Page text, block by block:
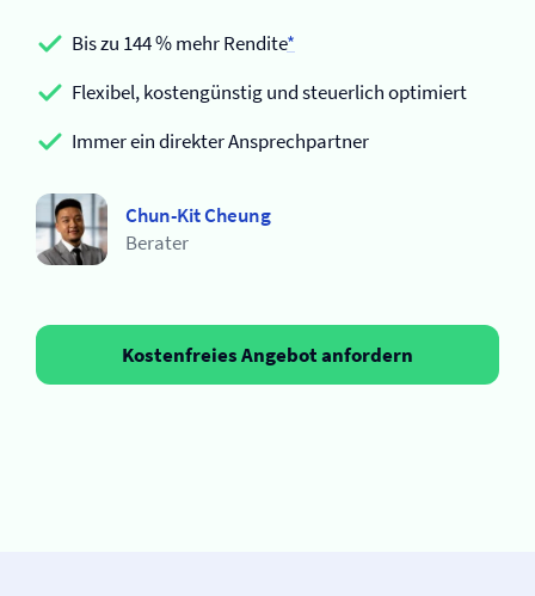
Bis zu 144 % mehr Rendite*
Flexibel, kostengünstig und steuerlich optimiert
Immer ein direkter Ansprechpartner
Chun-Kit Cheung
Berater
Kostenfreies Angebot anfordern